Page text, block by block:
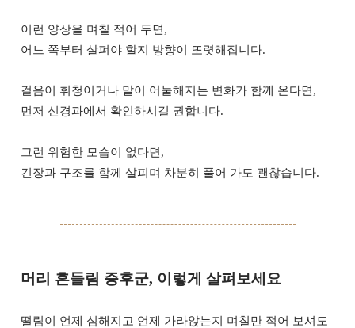
이런 양상을 며칠 적어 두면,
어느 쪽부터 살펴야 할지 방향이 또렷해집니다.
걸음이 휘청이거나 말이 어눌해지는 변화가 함께 온다면,
먼저 신경과에서 확인하시길 권합니다.
그런 위험한 모습이 없다면,
긴장과 구조를 함께 살피며 차분히 풀어 가도 괜찮습니다.
머리 흔들림 증후군, 이렇게 살펴보세요
떨림이 언제 심해지고 언제 가라앉는지 며칠만 적어 보셔도